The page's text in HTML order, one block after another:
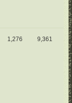
1,276 9,361